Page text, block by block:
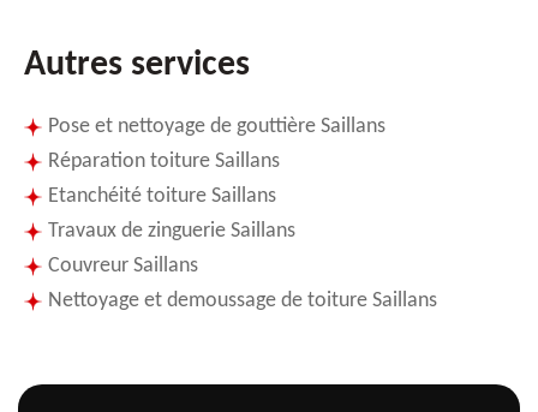
Autres services
Pose et nettoyage de gouttière Saillans
Réparation toiture Saillans
Etanchéité toiture Saillans
Travaux de zinguerie Saillans
Couvreur Saillans
Nettoyage et demoussage de toiture Saillans